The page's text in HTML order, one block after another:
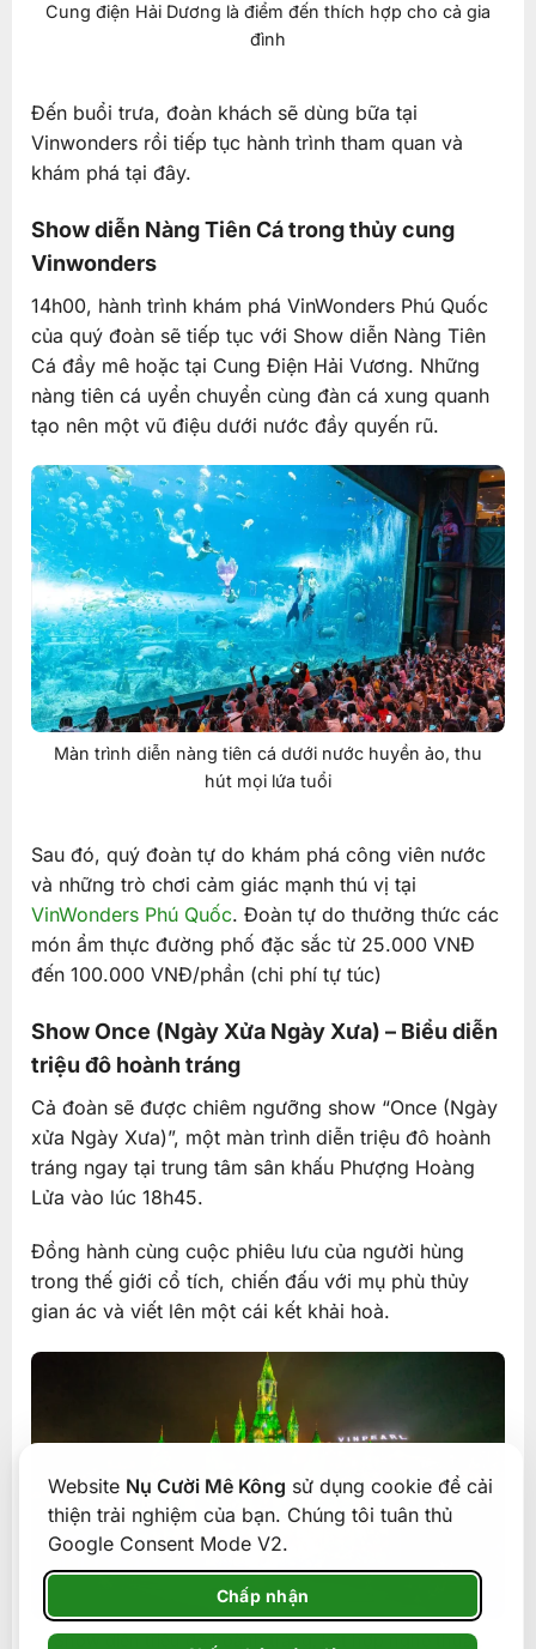
Website Nụ Cười Mê Kông sử dụng cookie để cải
thiện trải nghiệm của bạn. Chúng tôi tuân thủ
Google Consent Mode V2.
Chấp nhận
Cung điện Hải Dương là điểm đến thích hợp cho cả gia
đình
Đến buổi trưa, đoàn khách sẽ dùng bữa tại
Vinwonders rồi tiếp tục hành trình tham quan và
khám phá tại đây.
Show diễn Nàng Tiên Cá trong thủy cung
Vinwonders
14h00, hành trình khám phá VinWonders Phú Quốc
của quý đoàn sẽ tiếp tục với Show diễn Nàng Tiên
Cá đầy mê hoặc tại Cung Điện Hải Vương. Những
nàng tiên cá uyển chuyển cùng đàn cá xung quanh
tạo nên một vũ điệu dưới nước đầy quyến rũ.
Màn trình diễn nàng tiên cá dưới nước huyền ảo, thu
hút mọi lứa tuổi
Sau đó, quý đoàn tự do khám phá công viên nước
và những trò chơi cảm giác mạnh thú vị tại
VinWonders Phú Quốc. Đoàn tự do thưởng thức các
món ẩm thực đường phố đặc sắc từ 25.000 VNĐ
đến 100.000 VNĐ/phần (chi phí tự túc)
Show Once (Ngày Xửa Ngày Xưa) – Biểu diễn
triệu đô hoành tráng
Cả đoàn sẽ được chiêm ngưỡng show “Once (Ngày
xửa Ngày Xưa)”, một màn trình diễn triệu đô hoành
tráng ngay tại trung tâm sân khấu Phượng Hoàng
Lửa vào lúc 18h45.
Đồng hành cùng cuộc phiêu lưu của người hùng
trong thế giới cổ tích, chiến đấu với mụ phù thủy
gian ác và viết lên một cái kết khải hoà.
Show diễn triệu đô hoành tráng, kết hợp nghệ thuật,